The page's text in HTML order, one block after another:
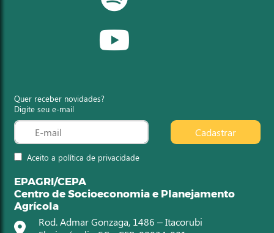
Quer receber novidades?
Digite seu e-mail
Aceito a política de privacidade
Cadastrar
EPAGRI/CEPA
Centro de Socioeconomia e Planejamento
Agrícola
Rod. Admar Gonzaga, 1486 – Itacorubi